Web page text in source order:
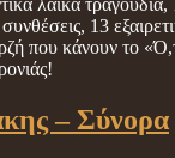
13
που κάνουν το
– Σύνορα